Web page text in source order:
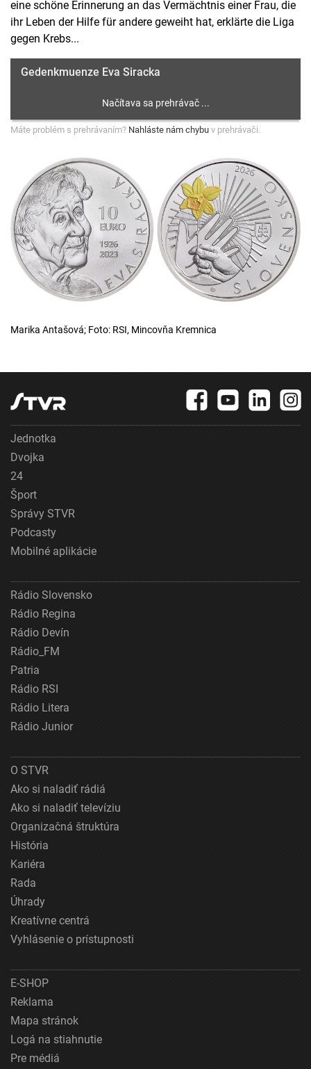
eine schöne Erinnerung an das Vermächtnis einer Frau, die
ihr Leben der Hilfe für andere geweiht hat, erklärte die Liga
gegen Krebs...
Gedenkmuenze Eva Siracka
Máte problém s prehrávaním? Nahláste nám chybu v prehrávači.
Marika Antašová; Foto: RSI, Mincovňa Kremnica
Jednotka
Dvojka
24
Šport
Správy STVR
Podcasty
Mobilné aplikácie
Rádio Slovensko
Rádio Regina
Rádio Devín
Rádio_FM
Patria
Rádio RSI
Rádio Litera
Rádio Junior
O STVR
Ako si naladiť rádiá
Ako si naladiť televíziu
Organizačná štruktúra
História
Kariéra
Rada
Úhrady
Kreatívne centrá
Vyhlásenie o prístupnosti
E-SHOP
Reklama
Mapa stránok
Logá na stiahnutie
Pre médiá